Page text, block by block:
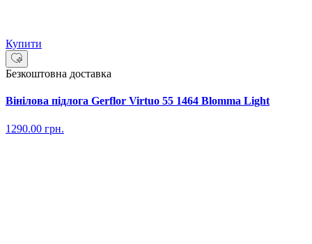
Купити
Безкоштовна доставка
Вінілова підлога Gerflor Virtuo 55 1464 Blomma Light
1290.00 грн.